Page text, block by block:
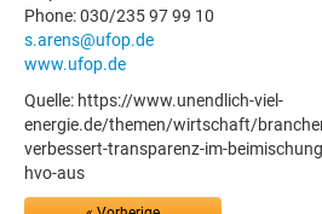
Phone: 030/235 97 99 10
s.arens@ufop.de
www.ufop.de
Quelle: https://www.unendlich-viel-
energie.de/themen/wirtschaft/
verbessert-transparenz-im-
hvo-aus